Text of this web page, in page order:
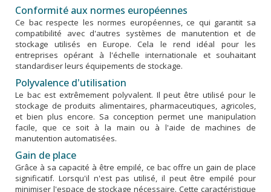
Conformité aux normes européennes
Ce bac respecte les normes européennes, ce qui garantit sa
compatibilité avec d'autres systèmes de manutention et de
stockage utilisés en Europe. Cela le rend idéal pour les
entreprises opérant à l'échelle internationale et souhaitant
standardiser leurs équipements de stockage.
Polyvalence d'utilisation
Le bac est extrêmement polyvalent. Il peut être utilisé pour le
stockage de produits alimentaires, pharmaceutiques, agricoles,
et bien plus encore. Sa conception permet une manipulation
facile, que ce soit à la main ou à l'aide de machines de
manutention automatisées.
Gain de place
Grâce à sa capacité à être empilé, ce bac offre un gain de place
significatif. Lorsqu'il n'est pas utilisé, il peut être empilé pour
minimiser l'espace de stockage nécessaire. Cette caractéristique